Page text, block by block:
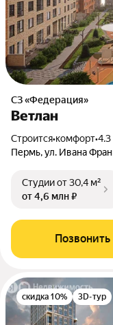
СЗ «Федерация»
Ветлан
Строится•комфорт•
Пермь, ул. Ивана
Студииот 30,4 м²
от 4,6 млн ₽
Позвонить
скидка 10% 3D-тур